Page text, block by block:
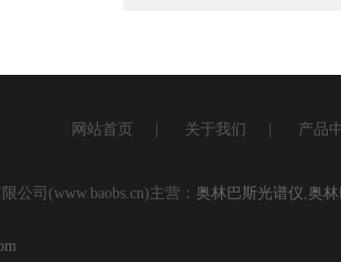
网站首页 关于我们 产品
公司(www.baobs.cn)主营： 奥林巴斯光谱仪,奥